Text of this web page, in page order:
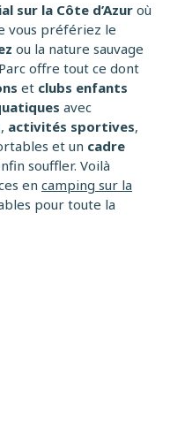
sur la Côte d’Azur où
vous préfériez le
ou la nature sauvage
offre tout ce dont
et clubs enfants
avec
, activités sportives,
et un cadre
souffler. Voilà
en camping sur la
pour toute la